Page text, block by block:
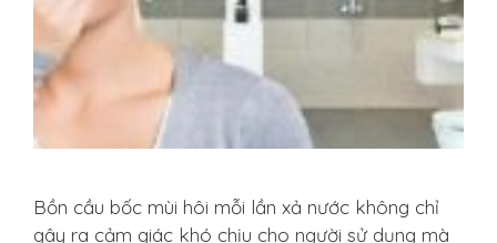
Bồn cầu bốc mùi hôi mỗi lần xả nước không chỉ
gây ra cảm giác khó chịu cho người sử dụng mà